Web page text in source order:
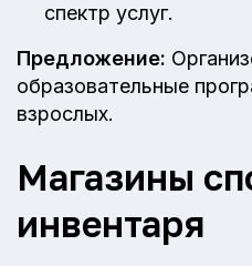
спектр услуг.
Предложение:
образовательные
взрослых.
Магазины
инвентаря